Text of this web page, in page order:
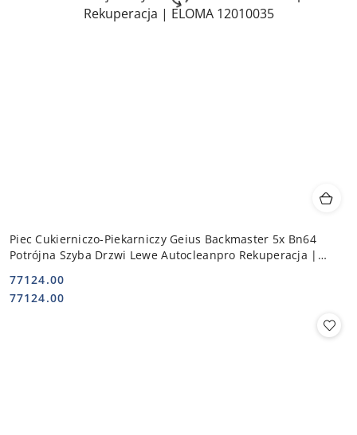
Piec Cukierniczo-Piekarniczy Geius Backmaster 5x Bn64
Potrójna Szyba Drzwi Lewe Autocleanpro Rekuperacja |
Cena:
77124.00
Cena:
77124.00